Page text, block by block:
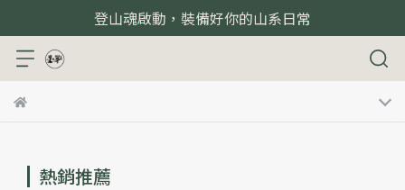
登山魂啟動，裝備好你的山系日常
熱銷推薦